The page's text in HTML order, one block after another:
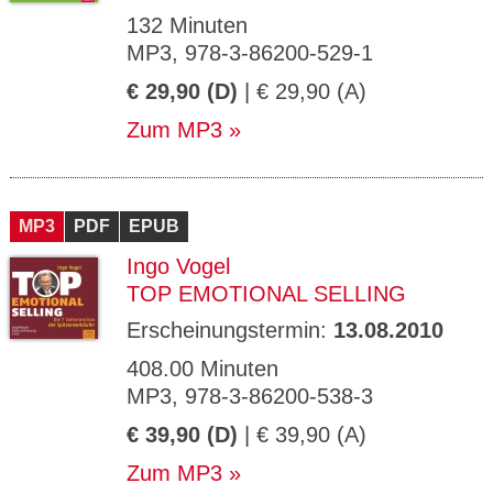
132 Minuten
MP3, 978-3-86200-529-1
€ 29,90 (D) | € 29,90 (A)
Zum MP3
MP3 PDF EPUB
Ingo Vogel
TOP EMOTIONAL SELLING
Erscheinungstermin: 13.08.2010
408.00 Minuten
MP3, 978-3-86200-538-3
€ 39,90 (D) | € 39,90 (A)
Zum MP3